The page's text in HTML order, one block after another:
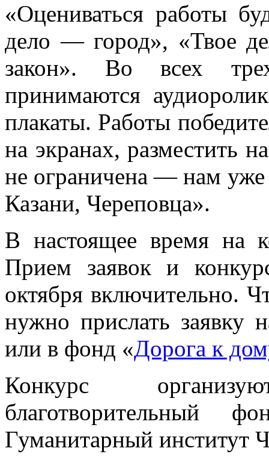
«Оцениваться работы
дело — город», «Твое
закон». Во всех
принимаются
плакаты. Работы
на экранах, разместить
не ограничена — нам
Казани, Череповца».
В настоящее время на
Прием заявок и
октября включительно.
нужно прислать заявку
или в фонд «Дорога к
Конкурс
Гуманитарный институт